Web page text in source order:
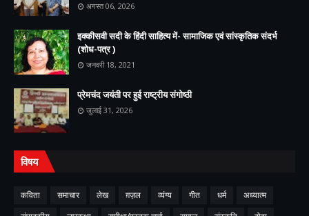
अगस्त 06, 2026
इक्कीसवी सदी के हिंदी साहित्य में- सामाजिक एवं सांस्कृतिक संदर्भ
(शोध-पत्र )
जनवरी 18, 2021
प्रेमचंद जयंती पर हुई राष्ट्रीय संगोष्ठी
जुलाई 31, 2026
विषय
कविता समाचार लेख ग़ज़ल व्यंग्य गीत धर्म
अध्यात्म